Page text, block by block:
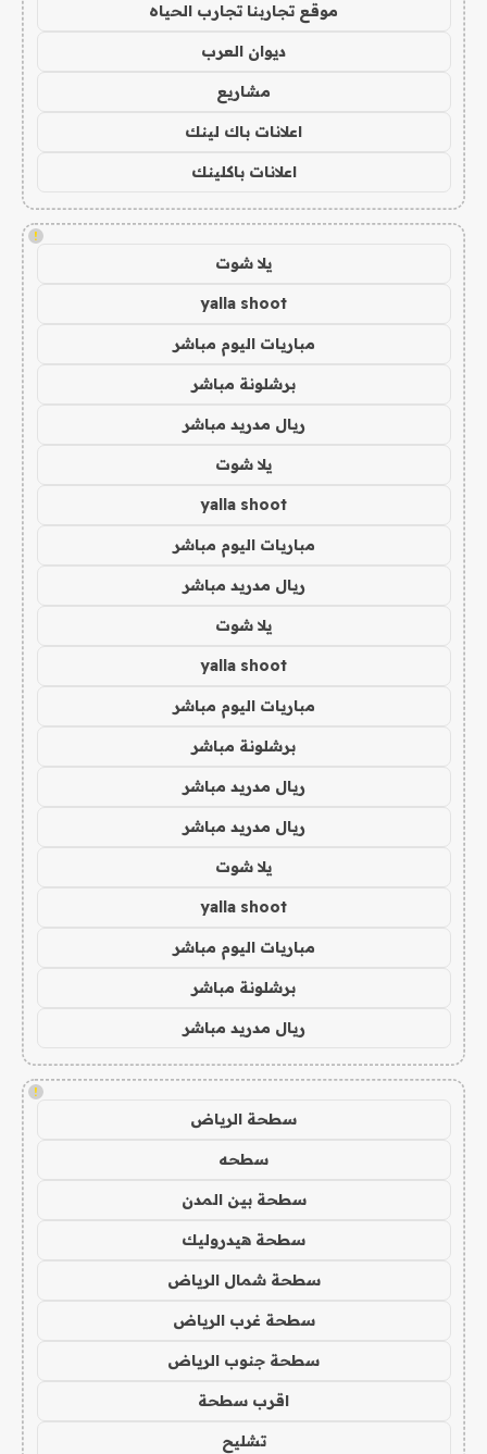
موقع تجاربنا تجارب الحياه
ديوان العرب
مشاريع
اعلانات باك لينك
اعلانات باكلينك
!
يلا شوت
yalla shoot
مباريات اليوم مباشر
برشلونة مباشر
ريال مدريد مباشر
يلا شوت
yalla shoot
مباريات اليوم مباشر
ريال مدريد مباشر
يلا شوت
yalla shoot
مباريات اليوم مباشر
برشلونة مباشر
ريال مدريد مباشر
ريال مدريد مباشر
يلا شوت
yalla shoot
مباريات اليوم مباشر
برشلونة مباشر
ريال مدريد مباشر
!
سطحة الرياض
سطحه
سطحة بين المدن
سطحة هيدروليك
سطحة شمال الرياض
سطحة غرب الرياض
سطحة جنوب الرياض
اقرب سطحة
تشليح